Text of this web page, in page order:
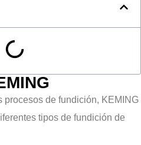
procesos de fundición, KEMING
tipos de fundición de